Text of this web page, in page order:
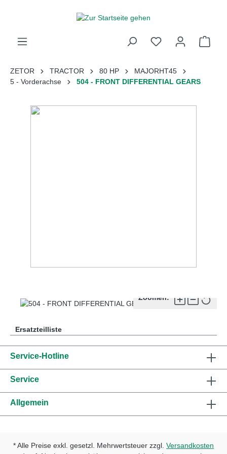
ZETOR TRACTOR 80 HP
MAJORHT45
5 - Vorderachse
504 - FRONT DIFFERENTIAL GEARS
Zoomen:
Ersatzteilliste
Service-Hotline
Service
Allgemein
* Alle Preise exkl. gesetzl. Mehrwertsteuer zzgl. Versandkosten